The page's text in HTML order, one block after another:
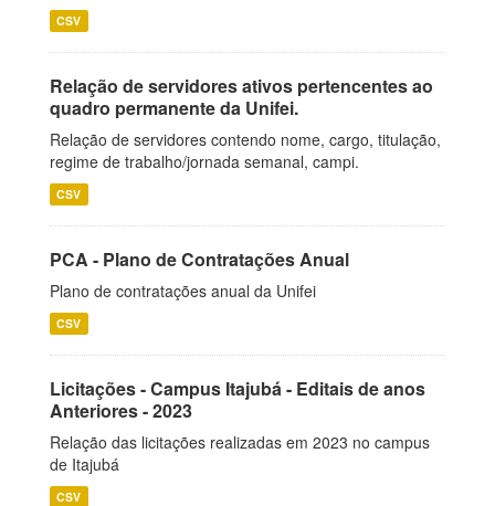
CSV
Relação de servidores ativos pertencentes ao
quadro permanente da Unifei.
Relação de servidores contendo nome, cargo, titulação,
regime de trabalho/jornada semanal, campi.
CSV
PCA - Plano de Contratações Anual
Plano de contratações anual da Unifei
CSV
Licitações - Campus Itajubá - Editais de anos
Anteriores - 2023
Relação das licitações realizadas em 2023 no campus
de Itajubá
CSV